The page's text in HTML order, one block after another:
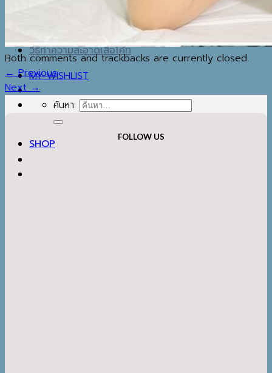
วิธีทำความสะอาดเสื้อโค้ท
MY WISHLIST
ค้นหา:
SHOP
Both comments and trackbacks are currently closed.
←Previous
Next→
FOLLOW US